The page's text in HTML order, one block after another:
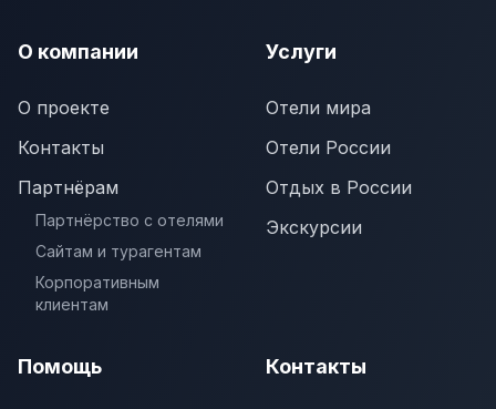
О компании
О проекте
Контакты
Партнёрам
Партнёрство с отелями
Сайтам и турагентам
Корпоративным
клиентам
Услуги
Отели мира
Отели России
Отдых в России
Экскурсии
Помощь Контакты